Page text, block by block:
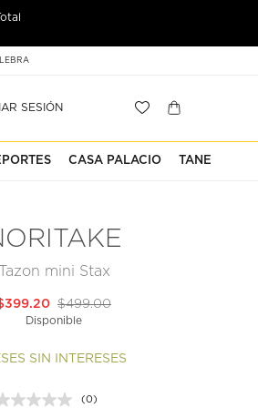
SESIÓN
CASA PALACIO TANE
Tazon mini Stax
$499.00
Disponible
SIN INTERESES
(0)